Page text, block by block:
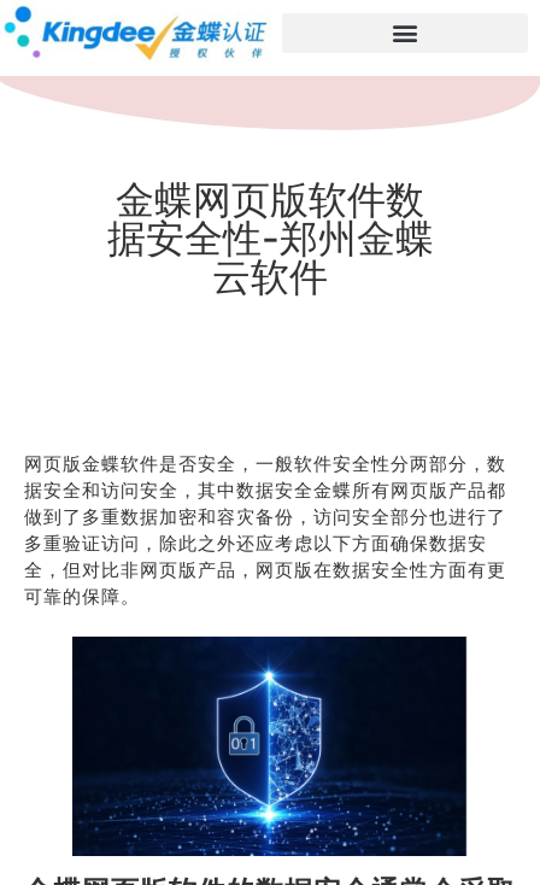
金蝶网页版软件数
据安全性-郑州金蝶
云软件
网页版金蝶软件是否安全，一般软件安全性分两部分，数
据安全和访问安全，其中数据安全金蝶所有网页版产品都
做到了多重数据加密和容灾备份，访问安全部分也进行了
多重验证访问，除此之外还应考虑以下方面确保数据安
全，但对比非网页版产品，网页版在数据安全性方面有更
可靠的保障。